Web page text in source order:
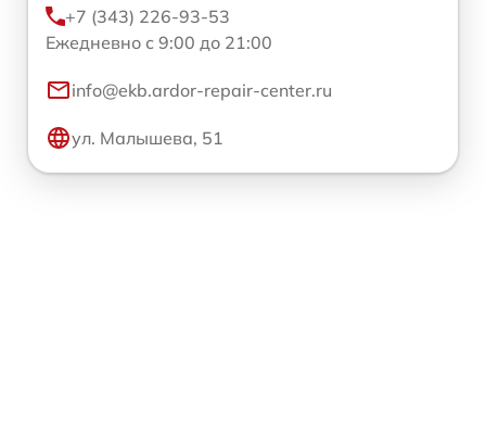
+7 (343) 226-93-53
Ежедневно с 9:00 до 21:00
info@ekb.ardor-repair-center.ru
ул. Малышева, 51